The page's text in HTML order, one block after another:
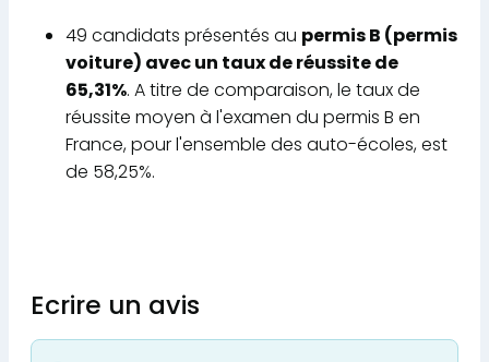
49 candidats présentés au permis B (permis
voiture) avec un taux de réussite de
65,31%. A titre de comparaison, le taux de
réussite moyen à l'examen du permis B en
France, pour l'ensemble des auto-écoles, est
de 58,25%.
Ecrire un avis